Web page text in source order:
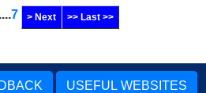
7 > Next >> Last >>
USEFUL WEBSITES